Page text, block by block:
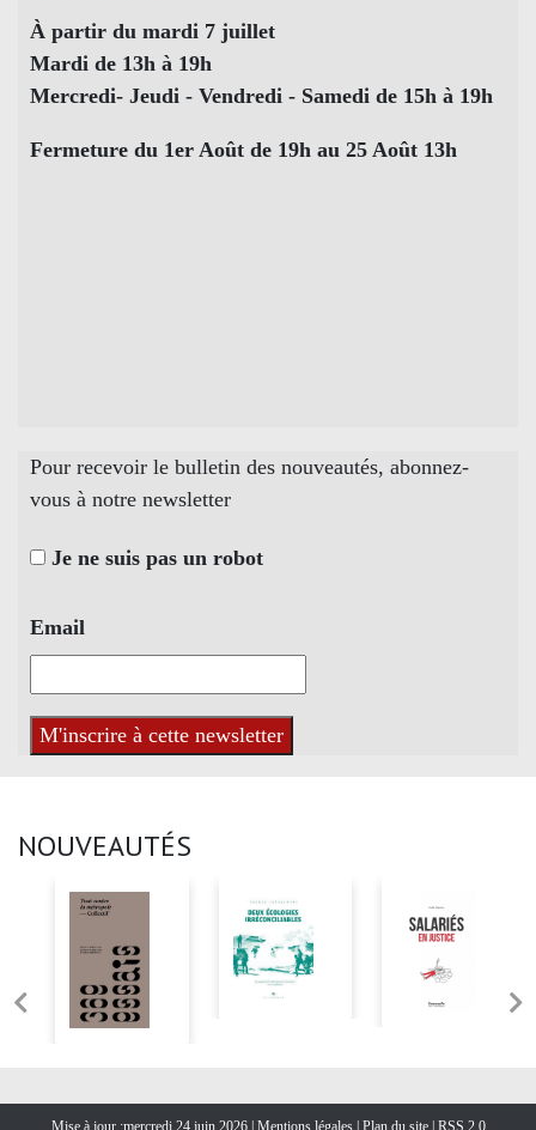
À partir du mardi 7 juillet
Mardi de 13h à 19h
Mercredi- Jeudi - Vendredi - Samedi de 15h à 19h
Fermeture du 1er Août de 19h au 25 Août 13h
Pour recevoir le bulletin des nouveautés, abonnez-
vous à notre newsletter
Je ne suis pas un robot
Email
NOUVEAUTÉS
Mise à jour :mercredi 24 juin 2026 | Mentions légales | Plan du site |RSS 2.0